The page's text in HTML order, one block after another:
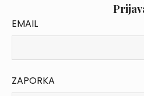
EMAIL
ZAPORKA